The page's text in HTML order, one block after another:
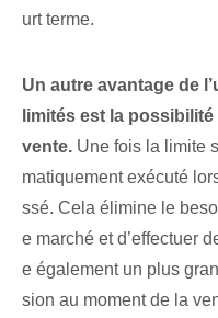
urt terme.
Un autre avantage de
limités est la
vente. Une fois la limite
matiquement exécuté
ssé. Cela élimine le
e marché et d’effectuer
e également un plus
sion au moment de la